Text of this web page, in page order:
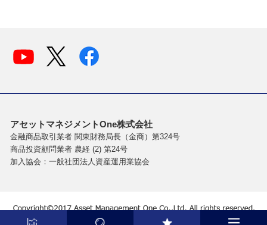
アセットマネジメントOne株式会社
金融商品取引業者 関東財務局長（金商）第324号
商品投資顧問業者 農経 (2) 第24号
加入協会：一般社団法人資産運用業協会